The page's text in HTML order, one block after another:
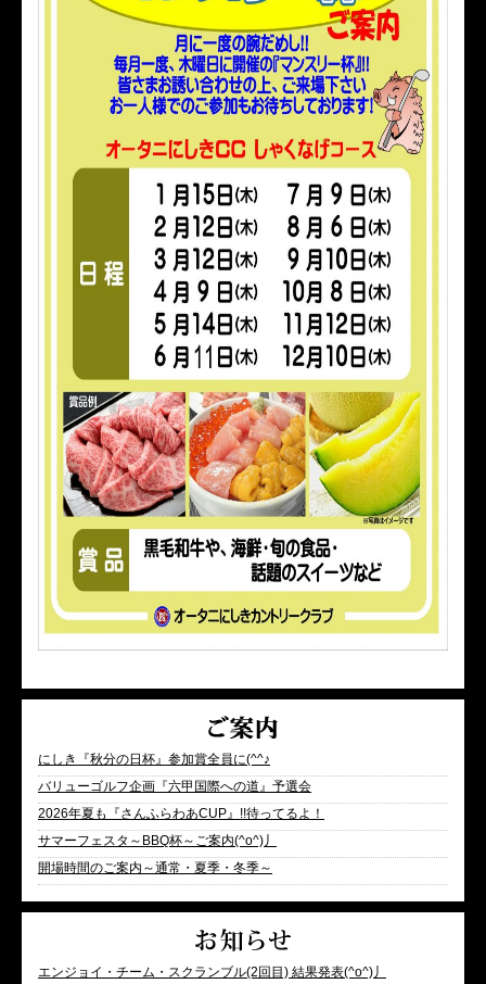
にしき『秋分の日杯』参加賞全員に(^^♪
バリューゴルフ企画『六甲国際への道』予選会
2026年夏も『さんふらわあCUP』!!待ってるよ！
サマーフェスタ～BBQ杯～ご案内(^o^)丿
開場時間のご案内～通常・夏季・冬季～
エンジョイ・チーム・スクランブル(2回目) 結果発表(^o^)丿